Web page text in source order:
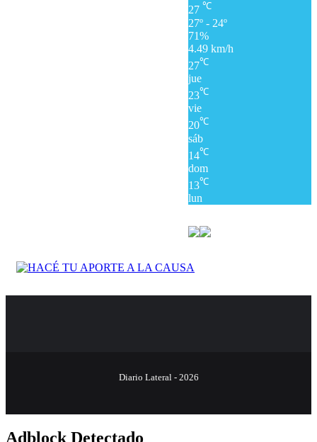
27 ℃
27º - 24º
71%
4.49 km/h
27℃
jue
23℃
vie
20℃
sáb
14℃
dom
13℃
lun
Diario Lateral - 2026
Adblock Detectado